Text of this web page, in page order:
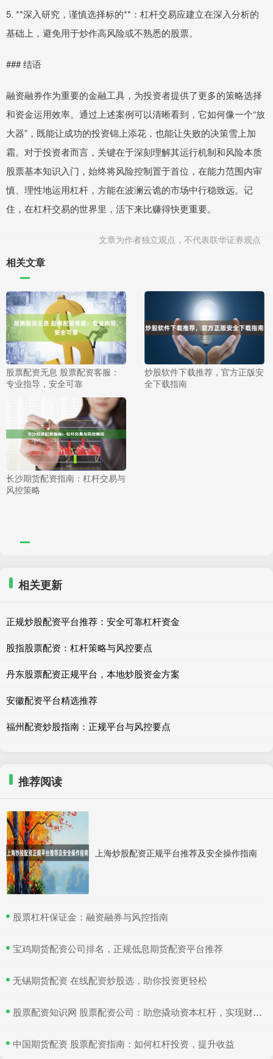
5. **深入研究，谨慎选择标的**：杠杆交易应建立在深入分析的
基础上，避免用于炒作高风险或不熟悉的股票。
### 结语
融资融券作为重要的金融工具，为投资者提供了更多的策略选择
和资金运用效率。通过上述案例可以清晰看到，它如何像一个“放
大器”，既能让成功的投资锦上添花，也能让失败的决策雪上加
霜。对于投资者而言，关键在于深刻理解其运行机制和风险本质
股票基本知识入门，始终将风险控制置于首位，在能力范围内审
慎、理性地运用杠杆，方能在波澜云诡的市场中行稳致远。记
住，在杠杆交易的世界里，活下来比赚得快更重要。
文章为作者独立观点，不代表联华证券观点
相关文章
股票配资无息 股票配资客服：
专业指导，安全可靠
炒股软件下载推荐，官方正版安
全下载指南
长沙期货配资指南：杠杆交易与
风控策略
相关更新
正规炒股配资平台推荐：安全可靠杠杆资金
股指股票配资：杠杆策略与风控要点
丹东股票配资正规平台，本地炒股资金方案
安徽配资平台精选推荐
福州配资炒股指南：正规平台与风控要点
推荐阅读
上海炒股配资正规平台推荐及安全操作指南
​股票杠杆保证金：融资融券与风控指南
​宝鸡期货配资公司排名，正规低息期货配资平台推荐
​无锡期货配资 在线配资炒股选，助你投资更轻松
​股票配资知识网 股票配资公司：助您撬动资本杠杆，实现财富增值
​中国期货配资 股票配资指南：如何杠杆投资，提升收益